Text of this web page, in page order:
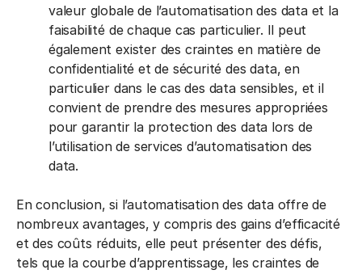
valeur globale de l’automatisation des data et la
faisabilité de chaque cas particulier. Il peut
également exister des craintes en matière de
confidentialité et de sécurité des data, en
particulier dans le cas des data sensibles, et il
convient de prendre des mesures appropriées
pour garantir la protection des data lors de
l’utilisation de services d’automatisation des
data.
En conclusion, si l’automatisation des data offre de
nombreux avantages, y compris des gains d’efficacité
et des coûts réduits, elle peut présenter des défis,
tels que la courbe d’apprentissage, les craintes de